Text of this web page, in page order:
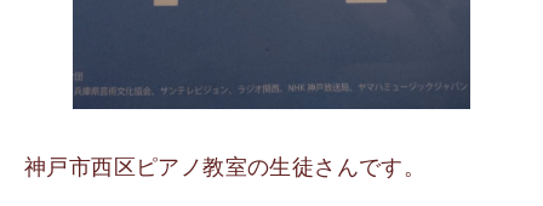
神戸市西区ピアノ教室の生徒さんです。